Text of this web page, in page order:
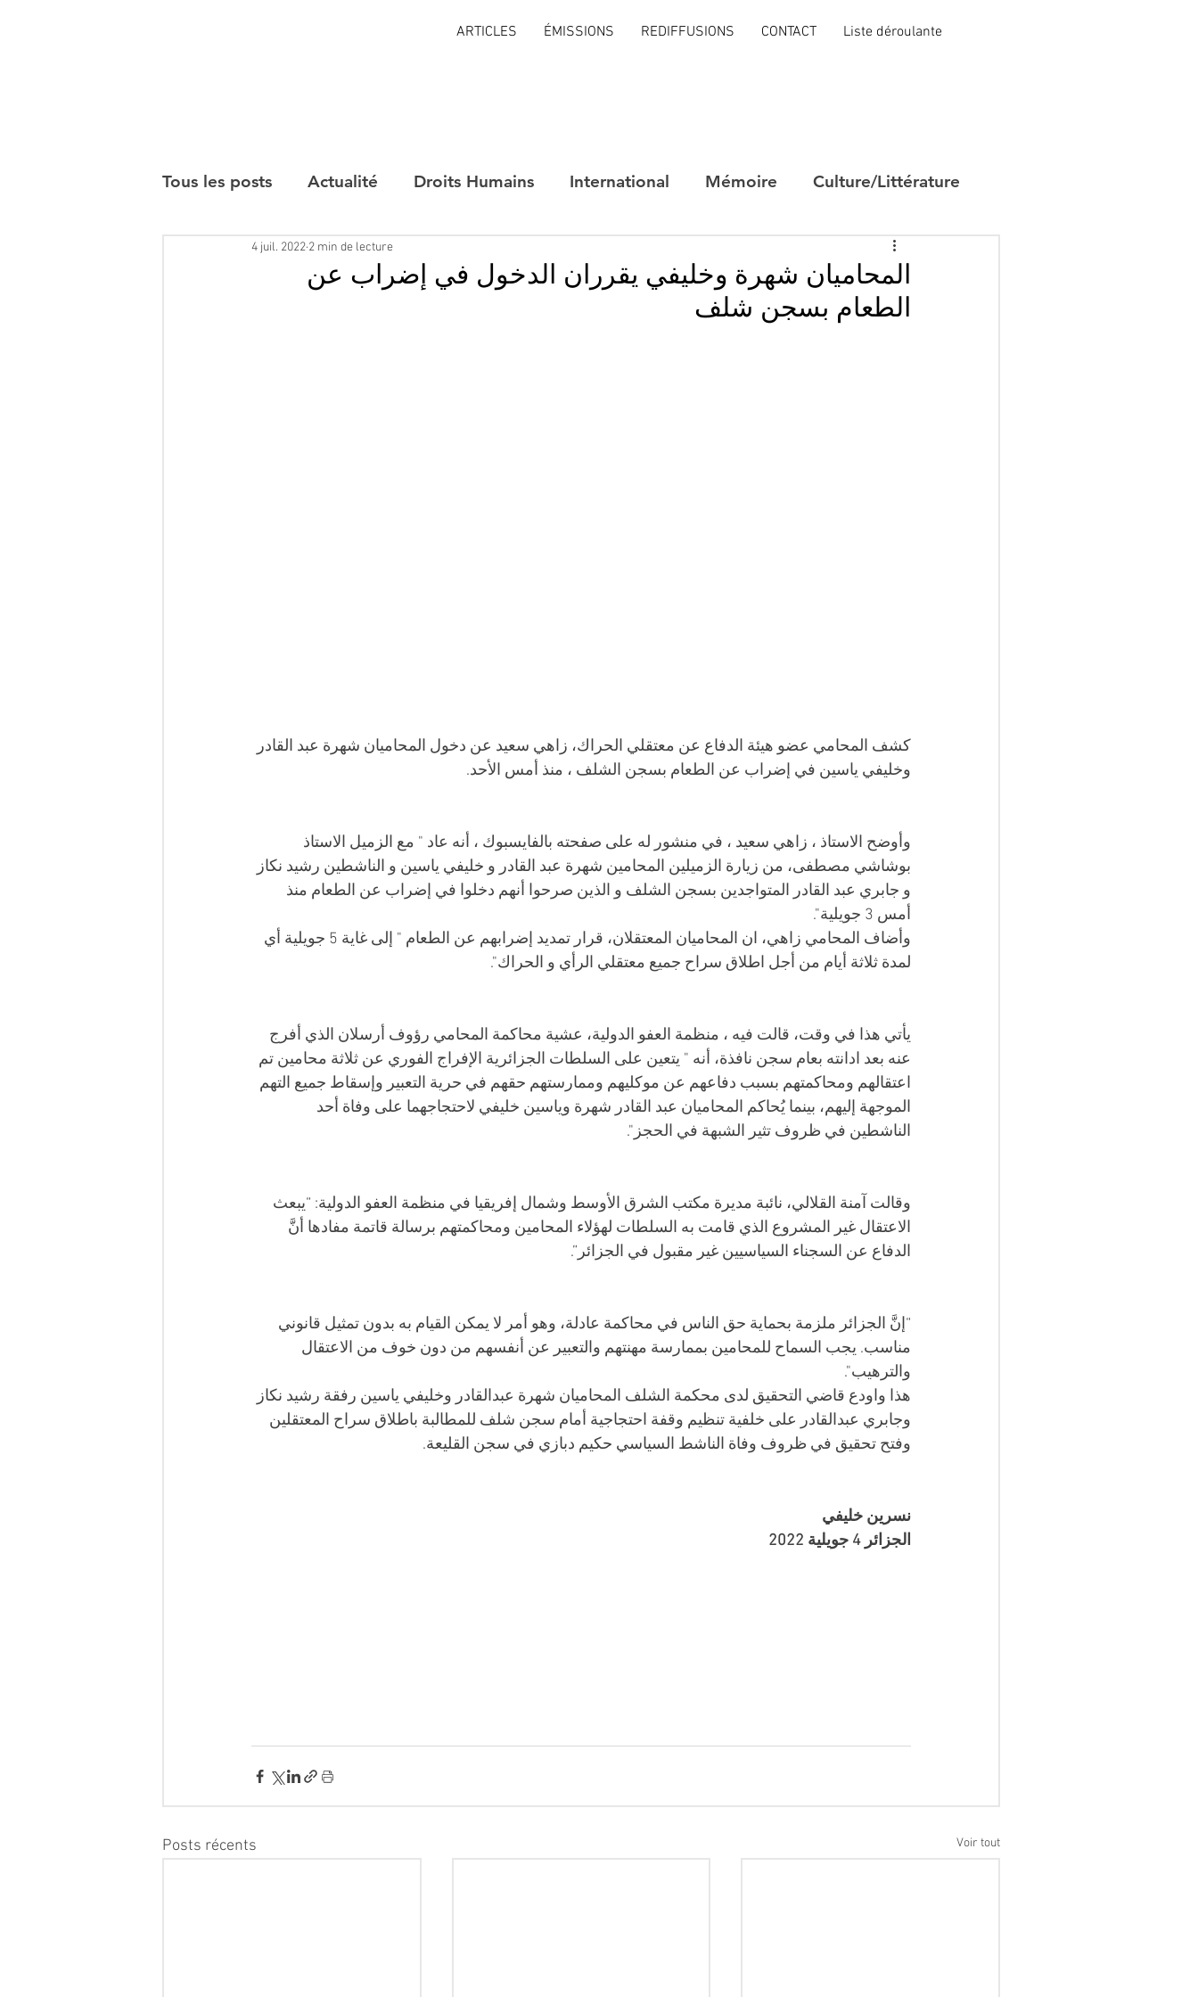
ARTICLES ÉMISSIONS REDIFFUSIONS CONTACT Liste déroulante
Tous les posts Actualité Droits Humains International Mémoire Culture/Littérature
Interviews
المحاميان شهرة وخليفي يقرران الدخول في إضراب عن
الطعام بسجن شلف
4 juil. 2022 2 min de lecture
كشف المحامي عضو هيئة الدفاع عن معتقلي الحراك، زاهي سعيد عن دخول المحاميان شهرة عبد القادر
وخليفي ياسين في إضراب عن الطعام بسجن الشلف ، منذ أمس الأحد.
وأوضح الاستاذ ، زاهي سعيد ، في منشور له على صفحته بالفايسبوك ، أنه عاد " مع الزميل الاستاذ
بوشاشي مصطفى، من زيارة الزميلين المحامين شهرة عبد القادر و خليفي ياسين و الناشطين رشيد نكاز
و جابري عبد القادر المتواجدين بسجن الشلف و الذين صرحوا أنهم دخلوا في إضراب عن الطعام منذ
أمس 3 جويلية".
وأضاف المحامي زاهي، ان المحاميان المعتقلان، قرار تمديد إضرابهم عن الطعام " إلى غاية 5 جويلية أي
لمدة ثلاثة أيام من أجل اطلاق سراح جميع معتقلي الرأي و الحراك".
يأتي هذا في وقت، قالت فيه ، منظمة العفو الدولية، عشية محاكمة المحامي رؤوف أرسلان الذي أفرج
عنه بعد ادانته بعام سجن نافذة، أنه " يتعين على السلطات الجزائرية الإفراج الفوري عن ثلاثة محامين تم
اعتقالهم ومحاكمتهم بسبب دفاعهم عن موكليهم وممارستهم حقهم في حرية التعبير وإسقاط جميع التهم
الموجهة إليهم، بينما يُحاكم المحاميان عبد القادر شهرة وياسين خليفي لاحتجاجهما على وفاة أحد
الناشطين في ظروف تثير الشبهة في الحجز".
وقالت آمنة القلالي، نائبة مديرة مكتب الشرق الأوسط وشمال إفريقيا في منظمة العفو الدولية: “يبعث
الاعتقال غير المشروع الذي قامت به السلطات لهؤلاء المحامين ومحاكمتهم برسالة قاتمة مفادها أنَّ
الدفاع عن السجناء السياسيين غير مقبول في الجزائر”.
“إنَّ الجزائر ملزمة بحماية حق الناس في محاكمة عادلة، وهو أمر لا يمكن القيام به بدون تمثيل قانوني
مناسب. يجب السماح للمحامين بممارسة مهنتهم والتعبير عن أنفسهم من دون خوف من الاعتقال
والترهيب".
هذا واودع قاضي التحقيق لدى محكمة الشلف المحاميان شهرة عبدالقادر وخليفي ياسين رفقة رشيد نكاز
وجابري عبدالقادر على خلفية تنظيم وقفة احتجاجية أمام سجن شلف للمطالبة باطلاق سراح المعتقلين
وفتح تحقيق في ظروف وفاة الناشط السياسي حكيم دبازي في سجن القليعة.
نسرين خليفي
الجزائر 4 جويلية 2022
Posts récents Voir tout